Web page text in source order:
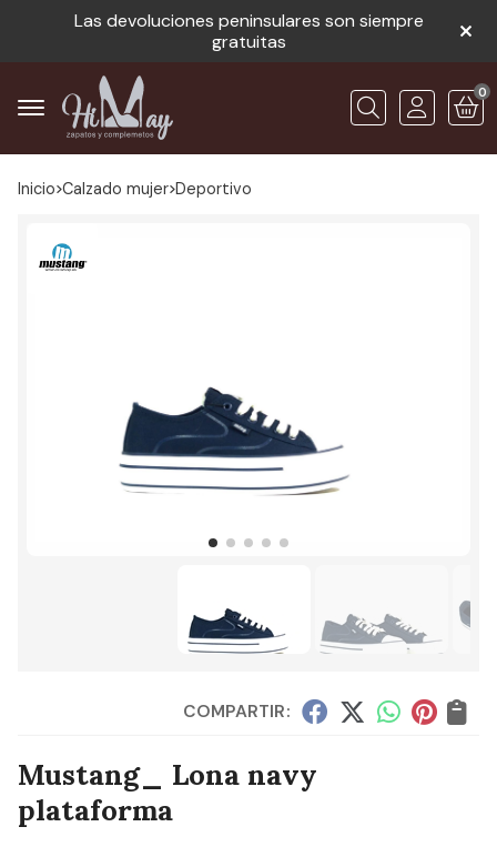
Las devoluciones peninsulares son siempre
gratuitas
Buscar
0
Inicio calzado mujer deportivo
COMPARTIR:
Mustang_ Lona navy
plataforma